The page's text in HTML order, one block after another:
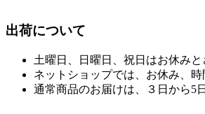
出荷について
土曜日、日曜日、祝日はお休みと
ネットショップでは、お休み、
通常商品のお届けは、３日から5